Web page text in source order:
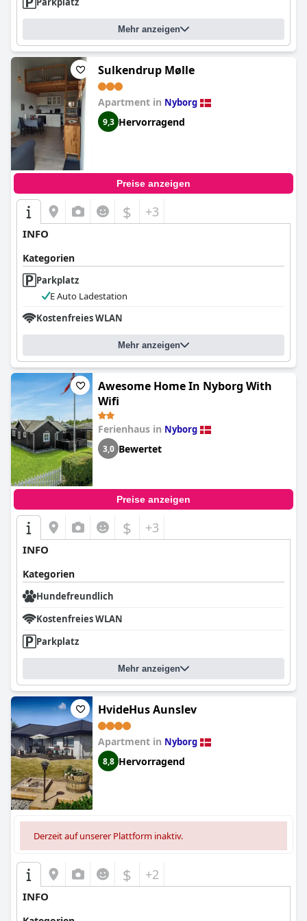
Mehr anzeigen
Sulkendrup Mølle
Apartment in Nyborg
9,3 Hervorragend
Preise anzeigen
$ +3
INFO
Kategorien
Parkplatz
E Auto Ladestation
Kostenfreies WLAN
Mehr anzeigen
Awesome Home In Nyborg With
Wifi
Ferienhaus in Nyborg
3,0 Bewertet
Preise anzeigen
$ +3
INFO
Kategorien
Hundefreundlich
Kostenfreies WLAN
Parkplatz
Mehr anzeigen
HvideHus Aunslev
Apartment in Nyborg
8,8 Hervorragend
Derzeit auf unserer Plattform inaktiv.
$ +2
INFO